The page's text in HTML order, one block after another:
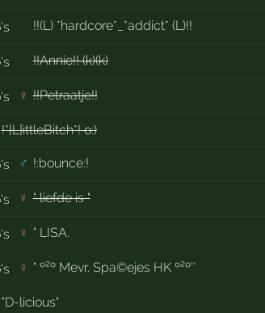
!!(L) *hardcore*_*addict* (L)!!
!!Annie!! (k)(k)
♀ !!Petraatje!!
!*[L]ittleBitch*! o:)
♂ !:bounce:!
♀ " liefde is "
♀ " LISA.
♀ " º²º Mevr. Spa©ejes HK º²º''
"D-licious"